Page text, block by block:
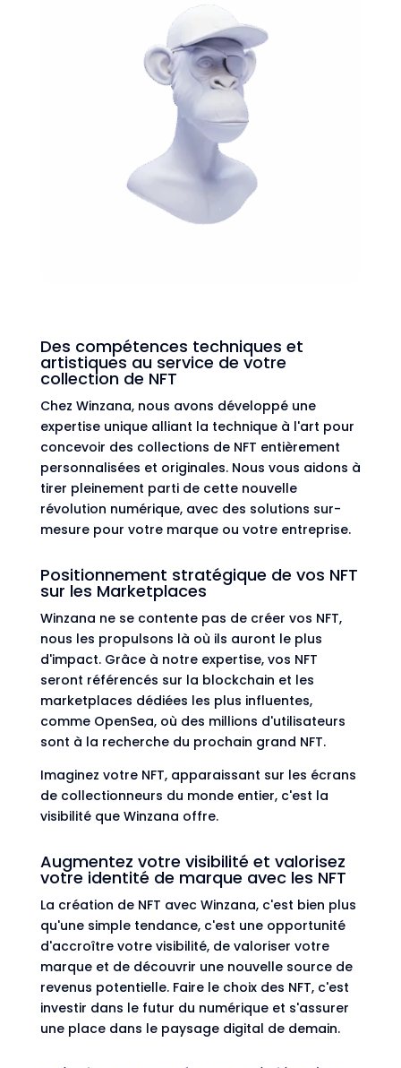
Des compétences techniques et
artistiques au service de votre
collection de NFT
Chez Winzana, nous avons développé une
expertise unique alliant la technique à l'art pour
concevoir des collections de NFT entièrement
personnalisées et originales. Nous vous aidons à
tirer pleinement parti de cette nouvelle
révolution numérique, avec des solutions sur-
mesure pour votre marque ou votre entreprise.
Positionnement stratégique de vos NFT
sur les Marketplaces
Winzana ne se contente pas de créer vos NFT,
nous les propulsons là où ils auront le plus
d'impact. Grâce à notre expertise, vos NFT
seront référencés sur la blockchain et les
marketplaces dédiées les plus influentes,
comme OpenSea, où des millions d'utilisateurs
sont à la recherche du prochain grand NFT.
Imaginez votre NFT, apparaissant sur les écrans
de collectionneurs du monde entier, c'est la
visibilité que Winzana offre.
Augmentez votre visibilité et valorisez
votre identité de marque avec les NFT
La création de NFT avec Winzana, c'est bien plus
qu'une simple tendance, c'est une opportunité
d'accroître votre visibilité, de valoriser votre
marque et de découvrir une nouvelle source de
revenus potentielle. Faire le choix des NFT, c'est
investir dans le futur du numérique et s'assurer
une place dans le paysage digital de demain.